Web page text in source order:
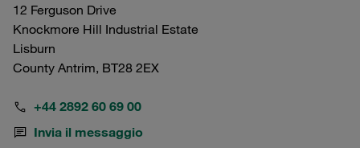
12 Ferguson Drive
Knockmore Hill Industrial Estate
Lisburn
County Antrim, BT28 2EX
+44 2892 60 69 00
Invia il messaggio